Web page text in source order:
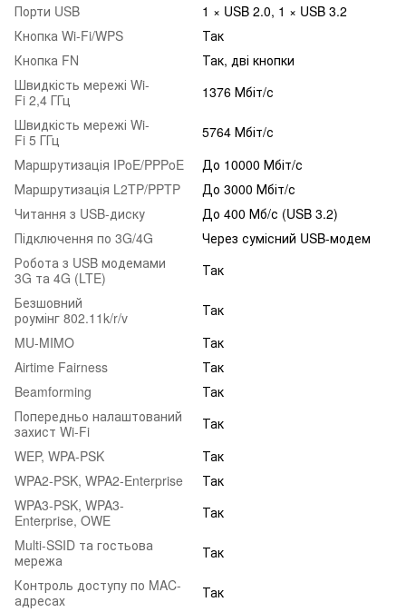
Порти USB
1 × USB 2.0, 1 × USB 3.2
Кнопка Wi-Fi/WPS
Так
Кнопка FN
Так, дві кнопки
Швидкість мережі Wi-
Fi 2,4 ГГц
1376 Мбіт/с
Швидкість мережі Wi-
Fi 5 ГГц
5764 Мбіт/с
Маршрутизація IPoE/PPPoE
До 10000 Мбіт/с
Маршрутизація L2TP/PPTP
До 3000 Мбіт/с
Читання з USB-диску
До 400 Мб/с (USB 3.2)
Підключення по 3G/4G
Через сумісний USB-модем
Робота з USB модемами
3G та 4G (LTE)
Так
Безшовний
роумінг 802.11k/r/v
Так
MU-MIMO
Так
Airtime Fairness
Так
Beamforming
Так
Попередньо налаштований
захист Wi-Fi
Так
WEP, WPA-PSK
Так
WPA2-PSK, WPA2-Enterprise
Так
WPA3-PSK, WPA3-
Enterprise, OWE
Так
Multi-SSID та гостьова
мережа
Так
Контроль доступу по MAC-
адресах
Так